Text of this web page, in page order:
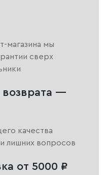
магазина мы
сверх
возврата —
качества
лишних вопросов
от 5000 ₽